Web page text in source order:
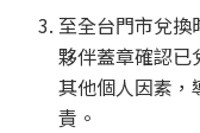
至全台門市兌換
夥伴蓋章確認已
其他個人因素，
責。